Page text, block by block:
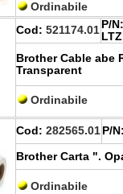
Ordinabile
Cod: 521174.01 P/N:
Brother Cable abe
Transparent
Ordinabile
Cod: 282565.01 P/
Brother Carta ".
Ordinabile